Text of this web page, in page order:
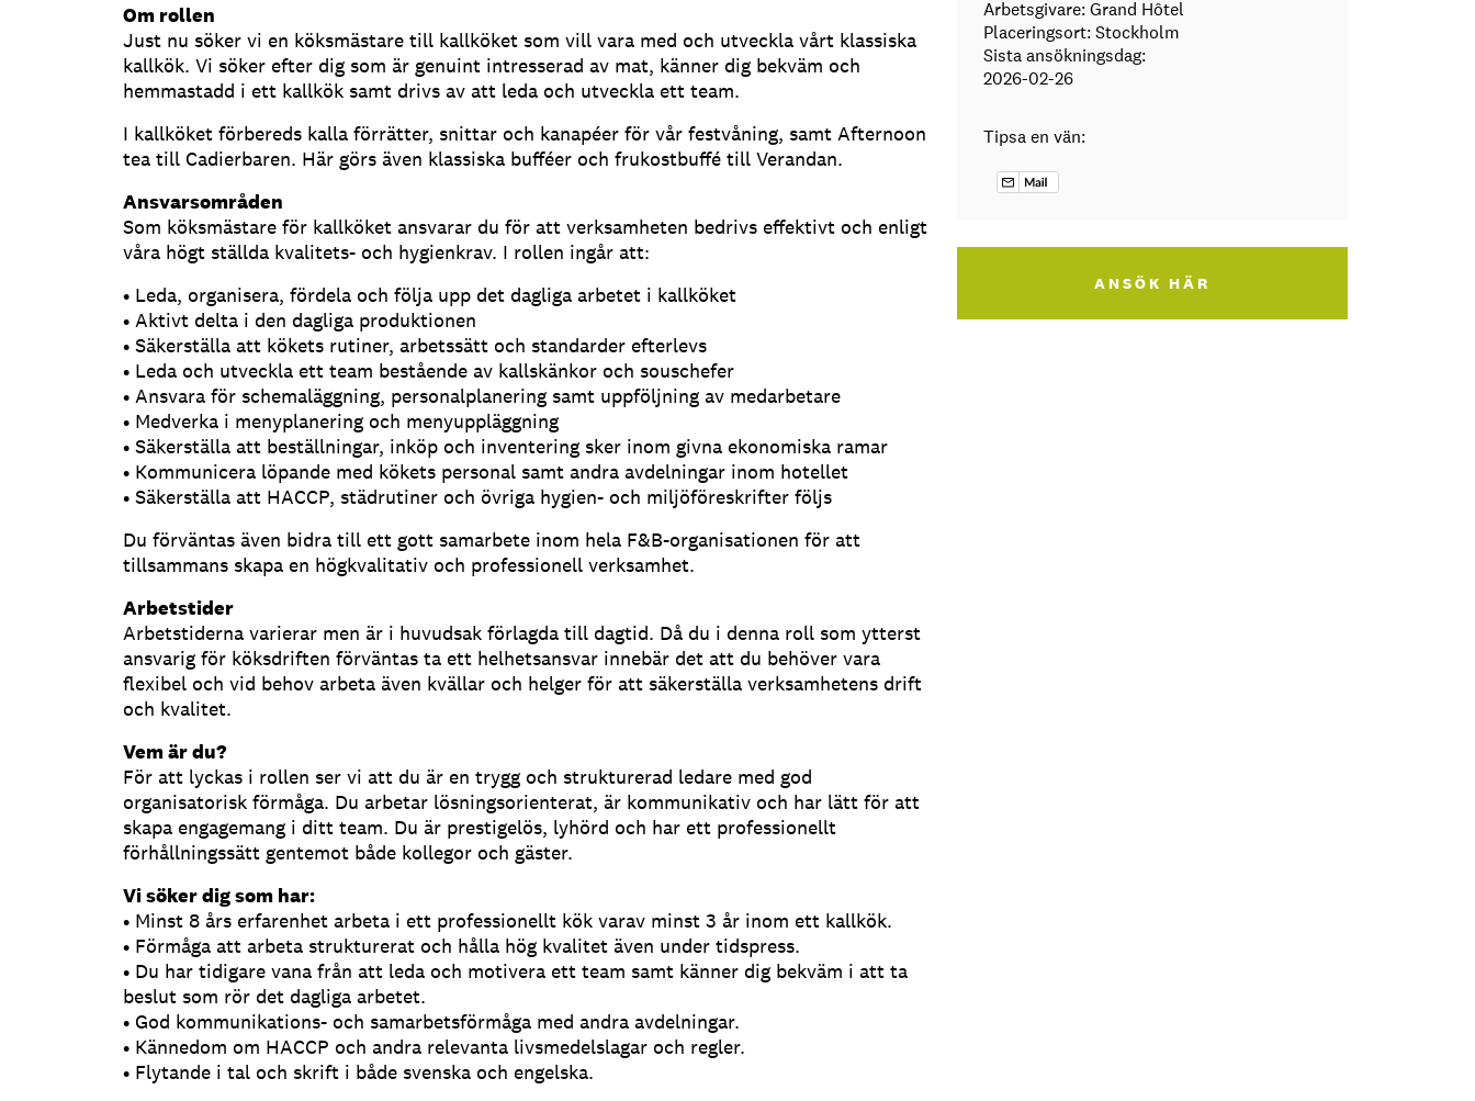
Om rollen
Just nu söker vi en köksmästare till kallköket som vill vara med och utveckla vårt klassiska
kallkök. Vi söker efter dig som är genuint intresserad av mat, känner dig bekväm och
hemmastadd i ett kallkök samt drivs av att leda och utveckla ett team.
I kallköket förbereds kalla förrätter, snittar och kanapéer för vår festvåning, samt Afternoon
tea till Cadierbaren. Här görs även klassiska bufféer och frukostbuffé till Verandan.
Ansvarsområden
Som köksmästare för kallköket ansvarar du för att verksamheten bedrivs effektivt och enligt
våra högt ställda kvalitets- och hygienkrav. I rollen ingår att:
• Leda, organisera, fördela och följa upp det dagliga arbetet i kallköket
• Aktivt delta i den dagliga produktionen
• Säkerställa att kökets rutiner, arbetssätt och standarder efterlevs
• Leda och utveckla ett team bestående av kallskänkor och souschefer
• Ansvara för schemaläggning, personalplanering samt uppföljning av medarbetare
• Medverka i menyplanering och menyuppläggning
• Säkerställa att beställningar, inköp och inventering sker inom givna ekonomiska ramar
• Kommunicera löpande med kökets personal samt andra avdelningar inom hotellet
• Säkerställa att HACCP, städrutiner och övriga hygien- och miljöföreskrifter följs
Du förväntas även bidra till ett gott samarbete inom hela F&B-organisationen för att
tillsammans skapa en högkvalitativ och professionell verksamhet.
Arbetstider
Arbetstiderna varierar men är i huvudsak förlagda till dagtid. Då du i denna roll som ytterst
ansvarig för köksdriften förväntas ta ett helhetsansvar innebär det att du behöver vara
flexibel och vid behov arbeta även kvällar och helger för att säkerställa verksamhetens drift
och kvalitet.
Vem är du?
För att lyckas i rollen ser vi att du är en trygg och strukturerad ledare med god
organisatorisk förmåga. Du arbetar lösningsorienterat, är kommunikativ och har lätt för att
skapa engagemang i ditt team. Du är prestigelös, lyhörd och har ett professionellt
förhållningssätt gentemot både kollegor och gäster.
Vi söker dig som har:
• Minst 8 års erfarenhet arbeta i ett professionellt kök varav minst 3 år inom ett kallkök.
• Förmåga att arbeta strukturerat och hålla hög kvalitet även under tidspress.
• Du har tidigare vana från att leda och motivera ett team samt känner dig bekväm i att ta
beslut som rör det dagliga arbetet.
• God kommunikations- och samarbetsförmåga med andra avdelningar.
• Kännedom om HACCP och andra relevanta livsmedelslagar och regler.
• Flytande i tal och skrift i både svenska och engelska.
Arbetsgivare: Grand Hôtel
Placeringsort: Stockholm
Sista ansökningsdag:
2026-02-26
Tipsa en vän:
ANSÖK HÄR